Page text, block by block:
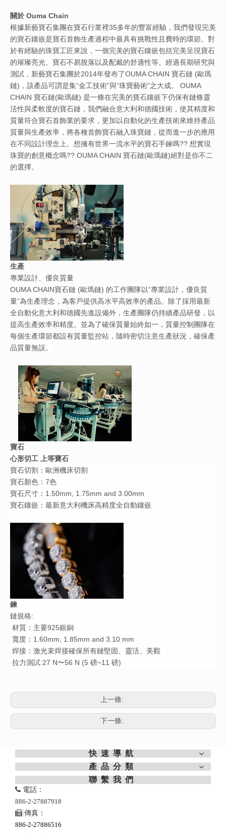
關於 Ouma Chain
根據新藝寶石集團在寶石行業裡35多年的豐富經驗，我們發現完美
的寶石鑲嵌是寶石首飾生產過程中最具有挑戰性且費時的環節。對
於有經驗的珠寶工匠來說，一個完美的寶石鑲嵌包括完美呈現寶石
的璀璨亮光、寶石不易脫落以及配戴的舒適性等。經過長期研究與
測試，新藝寶石集團於2014年發布了OUMA CHAIN​​ 寶石鏈 (歐瑪
鏈)，該產品可謂是集“金工技術”與“珠寶藝術”之大成。 OUMA
CHAIN​​ 寶石鏈(歐瑪鏈) 是一條在完美的寶石鑲嵌下仍保有鏈條靈
活性與柔軟度的寶石鏈，我們融合意大利和德國技術，使其精度和
質量符合寶石首飾業的要求，更加以自動化的生產技術來維持產品
質量與生產效率，將各種首飾寶石融入珠寶鏈，從而進一步的應用
在不同設計理念上。想擁有世界一流水平的寶石手鍊嗎?? 想實現
珠寶的創意概念嗎?? OUMA CHAIN​​ 寶石鏈(歐瑪鏈)絕對是你不二
的選擇。
生產
專業設計、優良質量
OUMA CHAIN​​寶石鏈 (歐瑪鏈) 的工作團隊以“專業設計，優良質
量”為生產理念，為客戶提供高水平高效率的產品。除了採用最新
全自動化意大利和德國先進設備外，生產團隊仍持續產品研發，以
提高生產效率和精度。並為了確保質量始終如一，質量控制團隊在
每個生產環節都設有質量監控站，隨時密切注意生產狀況，確保產
品質量無誤。
寶石
心形切工 上等寶石
寶石切割：歐洲機床切割
寶石顏色：7色
寶石尺寸：1.50mm, 1.75mm and 3.00mm
寶石鑲嵌：最新意大利機床高精度全自動鑲嵌
鍊
鏈規格:
材質：主要925銀銅
寬度：1.60mm, 1.85mm and 3.10 mm
焊接：激光束焊接確保所有鏈堅固、靈活、美觀
拉力測試:27 N〜56 N (5 磅~11 磅)
上一條:
下一條:
快速導航
產品分類
聯繫我們
 電話：
886-2-27887918
 傳真：
886-2-27886516